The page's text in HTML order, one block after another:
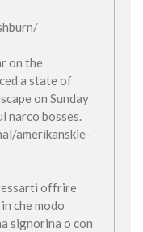
on the
a state of
on Sunday
narco bosses.
amerikanskie-
offrire
che modo
signorina o con